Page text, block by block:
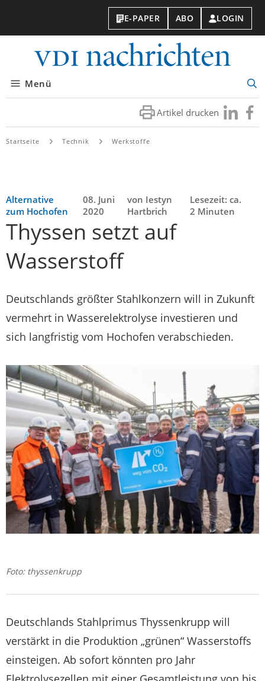
E-PAPER ABO LOGIN
Menü
Artikel drucken Besuchen
Sie
Sie
Startseite Technik Werkstoffe
Alternative
zum Hochofen
08. Juni
2020
von Iestyn
Hartbrich
Lesezeit: ca.
2 Minuten
Thyssen setzt auf
Wasserstoff
Deutschlands größter Stahlkonzern will in Zukunft
vermehrt in Wasserelektrolyse investieren und
sich langfristig vom Hochofen verabschieden.
Foto: thyssenkrupp
Deutschlands Stahlprimus Thyssenkrupp will
verstärkt in die Produktion „grünen“ Wasserstoffs
einsteigen. Ab sofort könnten pro Jahr